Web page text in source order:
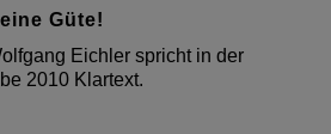
Güte!
Eichler spricht in der
2010 Klartext.